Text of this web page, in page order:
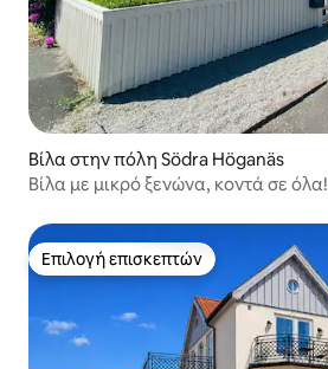
Βίλα στην πόλη Södra Höganäs
Βίλα με μικρό ξενώνα, κοντά σε όλα!
Επιλογή επισκεπτών
Επιλογή επισκεπτών